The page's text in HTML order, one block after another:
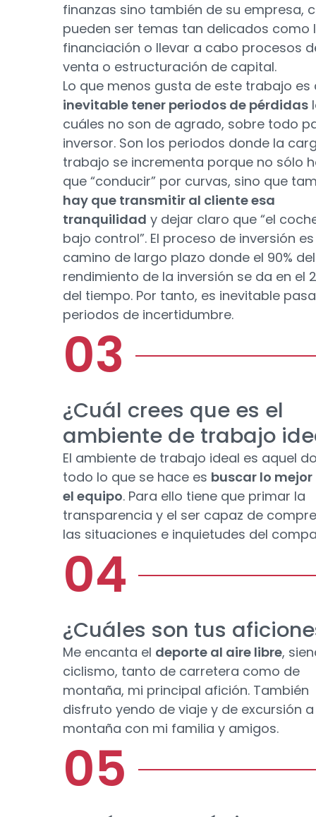
finanzas sino también de su empresa,
pueden ser temas tan delicados como
financiación o llevar a cabo procesos
venta o estructuración de capital.
Lo que menos gusta de este trabajo
inevitable tener periodos de pérdidas
cuáles no son de agrado, sobre todo
inversor. Son los periodos donde la
trabajo se incrementa porque no sólo
que “conducir” por curvas, sino que
hay que transmitir al cliente esa
tranquilidad y dejar claro que “el
bajo control”. El proceso de inversión
camino de largo plazo donde el 90% del
rendimiento de la inversión se da en el
del tiempo. Por tanto, es inevitable
periodos de incertidumbre.
¿Cuál crees que es el
ambiente de trabajo
El ambiente de trabajo ideal es aquel
todo lo que se hace es buscar lo
el equipo. Para ello tiene que primar la
transparencia y el ser capaz de
las situaciones e inquietudes del
¿Cuáles son tus
Me encanta el deporte al aire libre,
ciclismo, tanto de carretera como de
montaña, mi principal afición. También
disfruto yendo de viaje y de excursión
montaña con mi familia y amigos.